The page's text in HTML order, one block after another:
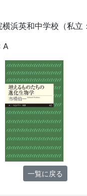
浜英和中学校（私立
A
一覧に戻る